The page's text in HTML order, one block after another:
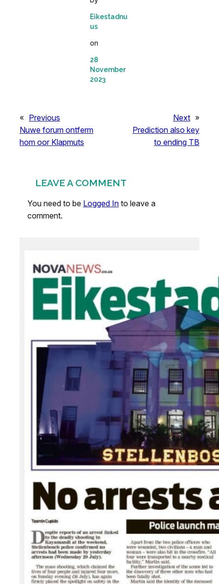
Eikestadnu
us
on
28
November
2023
« Previous
Nuwe forum ontferm
hom oor Klapmuts
Next »
Prediction also key
to ending TB
LEAVE A COMMENT
You need to be Logged In to leave a
comment.